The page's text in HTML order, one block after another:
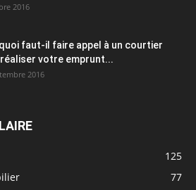
2016
faut-il faire appel à un courtier
votre emprunt...
2016
125
77